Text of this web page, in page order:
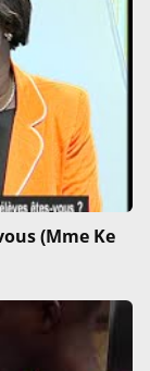
(Mme Ke